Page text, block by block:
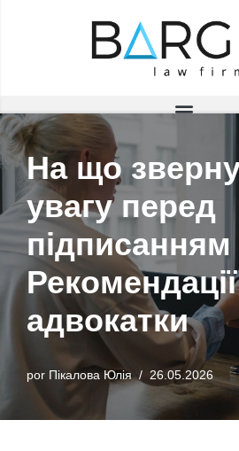
На що
увагу перед
Рекомендації
адвокатки
por Пікалова Юлія 26.05.2026